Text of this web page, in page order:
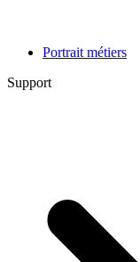
Portrait métiers
Support